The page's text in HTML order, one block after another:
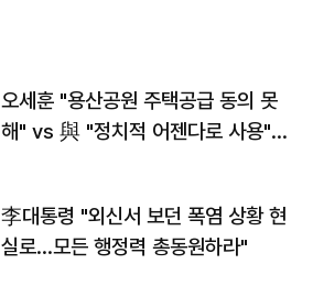
오세훈 "용산공원 주택공급 동의 못
해" vs 與 "정치적 어젠다로 사용"
李대통령 "외신서 보던 폭염 상황 현
실로…모든 행정력 총동원하라"